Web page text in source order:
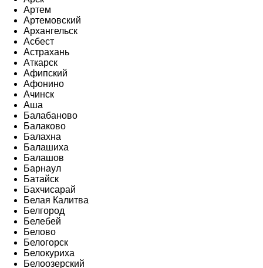
Артем
Артемовский
Архангельск
Асбест
Астрахань
Аткарск
Афипский
Афонино
Ачинск
Аша
Балабаново
Балаково
Балахна
Балашиха
Балашов
Барнаул
Батайск
Бахчисарай
Белая Калитва
Белгород
Белебей
Белово
Белогорск
Белокуриха
Белоозерский